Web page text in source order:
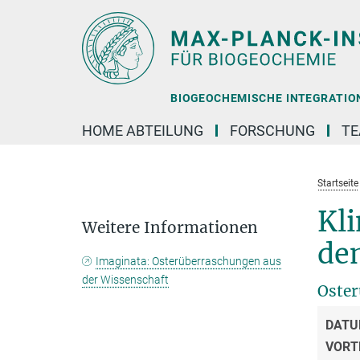
BIOGEOCHEMISCHE
HOME ABTEILUNG FORSCHUNG
Startseite
Weitere Informationen
Imaginata: Osterüberraschungen aus
der Wissenschaft